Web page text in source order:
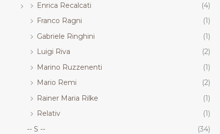
Enrica Recalcati
(4)
Franco Ragni
(1)
Gabriele Ringhini
(1)
Luigi Riva
(2)
Marino Ruzzenenti
(1)
Mario Remi
(2)
Rainer Maria Rilke
(1)
Relativ
(1)
-- S --
(34)